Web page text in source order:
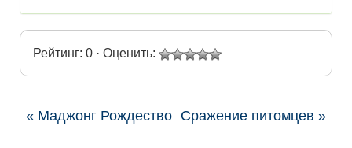
Рейтинг: 0 · Оценить:
« Маджонг Рождество Сражение питомцев »